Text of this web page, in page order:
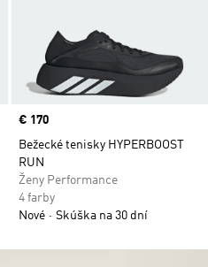
Price
€ 170
Bežecké tenisky HYPERBOOST
RUN
Ženy Performance
4 farby
Nové
Skúška na 30 dní